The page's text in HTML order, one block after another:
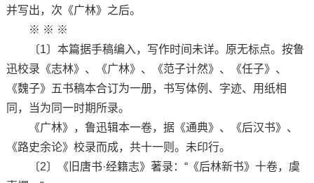
并写出，次《广林》之后。
※ ※ ※
〔1〕本篇据手稿编入，写作时间未详。原无标点。按鲁
迅校录《志林》、《广林》、《范子计然》、《任子》、
《魏子》五书稿本合订为一册，书写体例、字迹、用纸相
同，当为同一时期所录。
《广林》，鲁迅辑本一卷，据《通典》、《后汉书》、
《路史余论》校录而成，共十一则。未印行。
〔2〕《旧唐书·经籍志》著录：“《后林新书》十卷，虞